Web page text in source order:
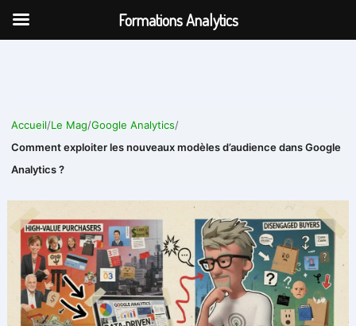
Aller
Accueil/Le Mag/Google Analytics/
Comment exploiter les nouveaux modèles d’audience dans Google
Analytics ?
Formations Analytics